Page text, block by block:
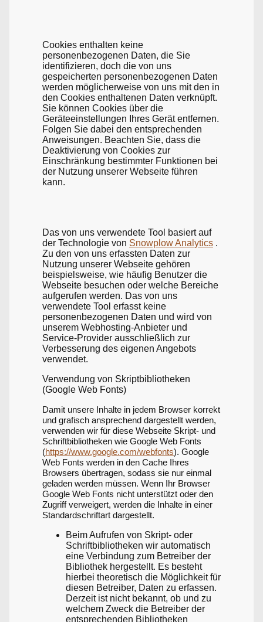
Cookies enthalten keine
personenbezogenen Daten, die Sie
identifizieren, doch die von uns
gespeicherten personenbezogenen Daten
werden möglicherweise von uns mit den in
den Cookies enthaltenen Daten verknüpft.
Sie können Cookies über die
Geräteeinstellungen Ihres Gerät entfernen.
Folgen Sie dabei den entsprechenden
Anweisungen. Beachten Sie, dass die
Deaktivierung von Cookies zur
Einschränkung bestimmter Funktionen bei
der Nutzung unserer Webseite führen
kann.
Das von uns verwendete Tool basiert auf
der Technologie von Snowplow Analytics .
Zu den von uns erfassten Daten zur
Nutzung unserer Webseite gehören
beispielsweise, wie häufig Benutzer die
Webseite besuchen oder welche Bereiche
aufgerufen werden. Das von uns
verwendete Tool erfasst keine
personenbezogenen Daten und wird von
unserem Webhosting-Anbieter und
Service-Provider ausschließlich zur
Verbesserung des eigenen Angebots
verwendet.
Verwendung von Skriptbibliotheken
(Google Web Fonts)
Damit unsere Inhalte in jedem Browser korrekt
und grafisch ansprechend dargestellt werden,
verwenden wir für diese Webseite Skript- und
Schriftbibliotheken wie Google Web Fonts
(https://www.google.com/webfonts). Google
Web Fonts werden in den Cache Ihres
Browsers übertragen, sodass sie nur einmal
geladen werden müssen. Wenn Ihr Browser
Google Web Fonts nicht unterstützt oder den
Zugriff verweigert, werden die Inhalte in einer
Standardschriftart dargestellt.
Beim Aufrufen von Skript- oder
Schriftbibliotheken wir automatisch
eine Verbindung zum Betreiber der
Bibliothek hergestellt. Es besteht
hierbei theoretisch die Möglichkeit für
diesen Betreiber, Daten zu erfassen.
Derzeit ist nicht bekannt, ob und zu
welchem Zweck die Betreiber der
entsprechenden Bibliotheken